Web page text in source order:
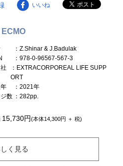
いいね
：Z.Shinar & J.Badulak
：978-0-96567-567-3
：EXTRACORPOREAL LIFE SUPP
ORT
：2021年
数 ：282pp.
15,730円(本体14,300円 ＋ 税)
く見る